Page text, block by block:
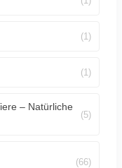
(1)
(1)
– Natürliche
(5)
(66)